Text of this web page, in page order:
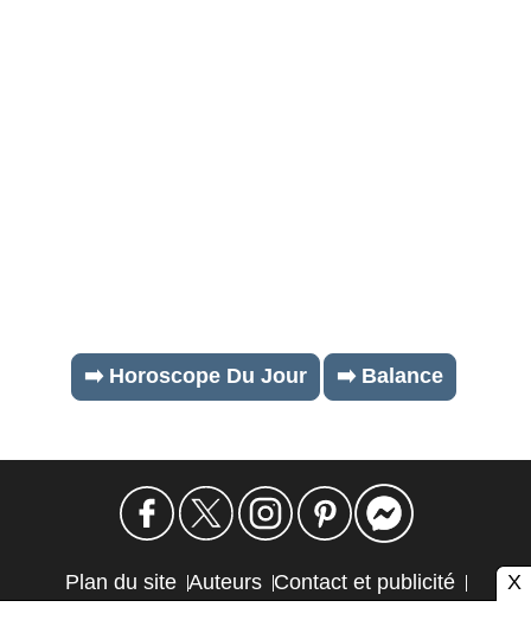
➡️ Horoscope Du Jour ➡️ Balance
Plan du site Auteurs Contact et publicité
X